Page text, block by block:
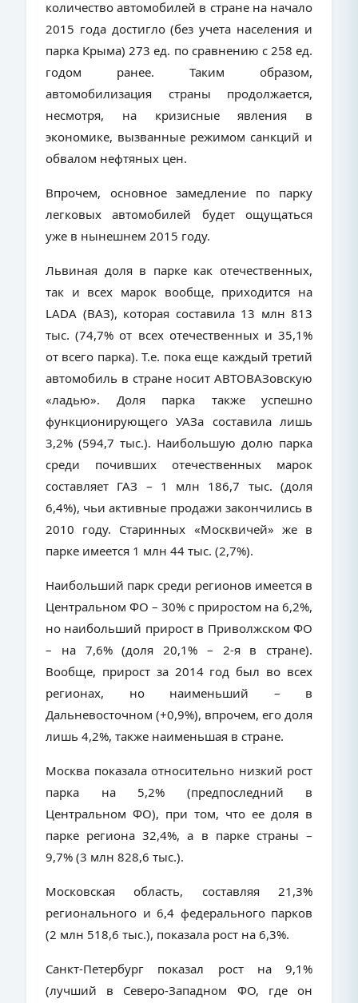
количество автомобилей в стране на начало
2015 года достигло (без учета населения и
парка Крыма) 273 ед. по сравнению с 258 ед.
годом ранее. Таким образом,
автомобилизация страны продолжается,
несмотря, на кризисные явления в
экономике, вызванные режимом санкций и
обвалом нефтяных цен.
Впрочем, основное замедление по парку
легковых автомобилей будет ощущаться
уже в нынешнем 2015 году.
Львиная доля в парке как отечественных,
так и всех марок вообще, приходится на
LADA (ВАЗ), которая составила 13 млн 813
тыс. (74,7% от всех отечественных и 35,1%
от всего парка). Т.е. пока еще каждый третий
автомобиль в стране носит АВТОВАЗовскую
«ладью». Доля парка также успешно
функционирующего УАЗа составила лишь
3,2% (594,7 тыс.). Наибольшую долю парка
среди почивших отечественных марок
составляет ГАЗ – 1 млн 186,7 тыс. (доля
6,4%), чьи активные продажи закончились в
2010 году. Старинных «Москвичей» же в
парке имеется 1 млн 44 тыс. (2,7%).
Наибольший парк среди регионов имеется в
Центральном ФО – 30% с приростом на 6,2%,
но наибольший прирост в Приволжском ФО
– на 7,6% (доля 20,1% – 2-я в стране).
Вообще, прирост за 2014 год был во всех
регионах, но наименьший – в
Дальневосточном (+0,9%), впрочем, его доля
лишь 4,2%, также наименьшая в стране.
Москва показала относительно низкий рост
парка на 5,2% (предпоследний в
Центральном ФО), при том, что ее доля в
парке региона 32,4%, а в парке страны –
9,7% (3 млн 828,6 тыс.).
Московская область, составляя 21,3%
регионального и 6,4 федерального парков
(2 млн 518,6 тыс.), показала рост на 6,3%.
Санкт-Петербург показал рост на 9,1%
(лучший в Северо-Западном ФО, где он